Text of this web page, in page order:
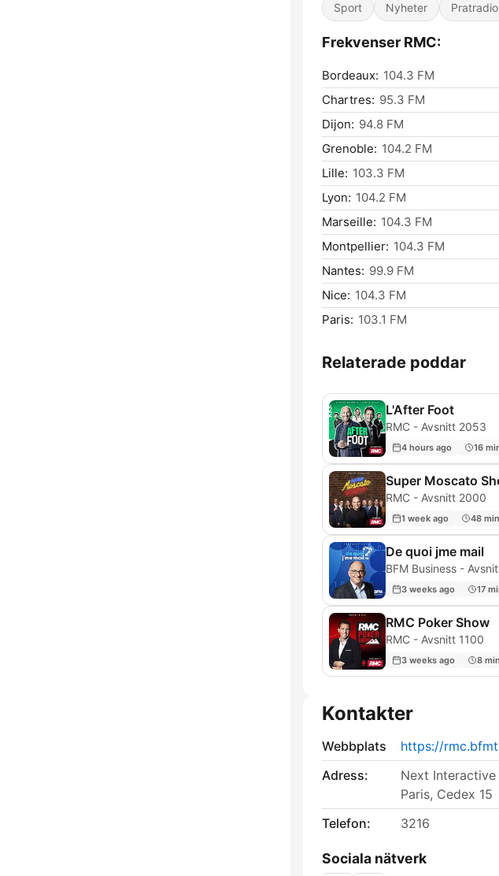
Sport Nyheter Pratradio
Frekvenser RMC:
Bordeaux: 104.3 FM
Chartres: 95.3 FM
Dijon: 94.8 FM
Grenoble: 104.2 FM
Lille: 103.3 FM
Lyon: 104.2 FM
Marseille: 104.3 FM
Montpellier: 104.3 FM
Nantes: 99.9 FM
Nice: 104.3 FM
Paris: 103.1 FM
Relaterade poddar
L'After Foot
RMC - Avsnitt 2053
4 hours ago 16
Super Moscato
RMC - Avsnitt 2000
1 week ago 48 min
De quoi jme mail
BFM Business -
3 weeks ago 17
RMC Poker Show
RMC - Avsnitt 1100
3 weeks ago 8 min
Kontakter
Webbplats
https://
Adress:
Next Interactive
Paris, Cedex 15
Telefon:
3216
Sociala nätverk